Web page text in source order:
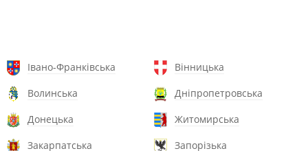
Івано-Франківська
Вінницька
Волинська
Дніпропетровська
Донецька
Житомирська
Закарпатська
Запорізька